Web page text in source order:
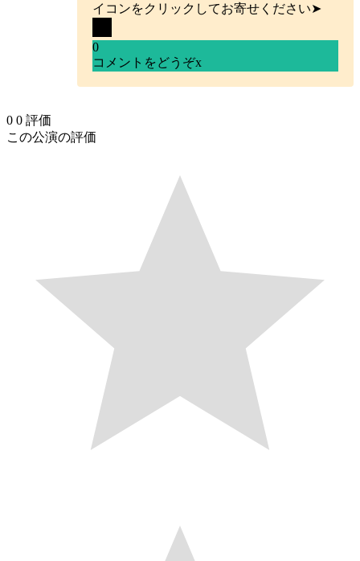
イコンをクリックしてお寄せください➤
0
コメントをどうぞx
0 0 評価
この公演の評価